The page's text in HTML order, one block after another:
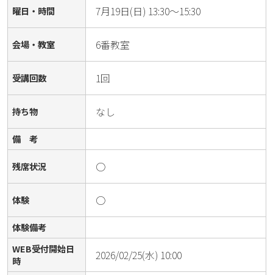
曜日・時間 7月19日(日) 13:30～15:30
会場・教室 6番教室
受講回数 1回
持ち物 なし
備 考
残席状況 ○
体験 ○
体験備考
WEB受付開始日
時
2026/02/25(水) 10:00